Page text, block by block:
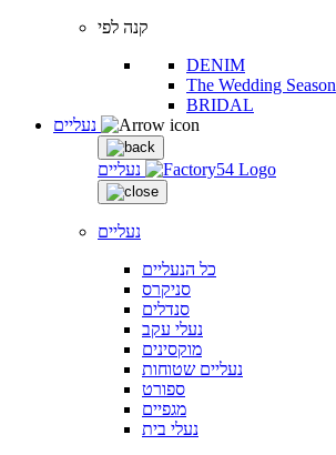
קנה לפי
DENIM
The Wedding Season
BRIDAL
נעליים
נעליים
כל הנעליים
סניקרס
סנדלים
נעלי עקב
מוקסינים
נעליים שטוחות
ספורט
מגפיים
נעלי בית